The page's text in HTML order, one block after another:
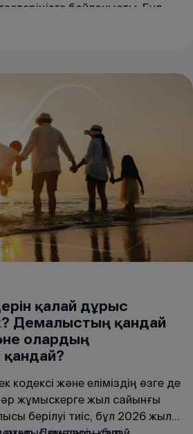
байланысты. Бұл
әрі жауапты
қарым-қатынас орнату
бола бермейді. Серіктеспен
қалай дұрыс
Демалыстың қандай
олардың
қандай?
кодексі және еліміздің өзге де
жұмыскерге жыл сайынғы
берілуі тиіс, бұл 2026 жылы